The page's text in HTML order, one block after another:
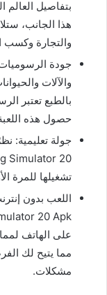
بتفاصيل
هذا الجانب،
والتجارة وكسب
جودة
والآلات
بالطبع تعتبر
حصول هذه
جولة تعليمية:
تشغيلها للمرة
على الهاتف
مما يتيح لك
مشكلات.